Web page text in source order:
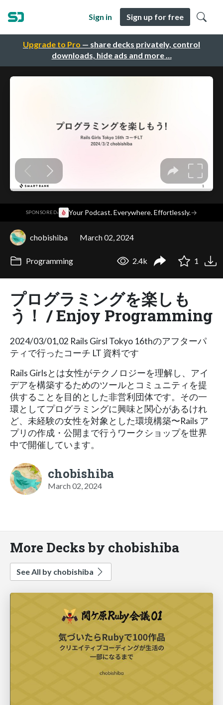
Upgrade to Pro — share decks privately, control
downloads, hide ads and more …
Sign in Sign up for free
SPONSORED· Your Podcast. Everywhere. Effortlessly.→
chobishiba March 02, 2024
Programming 2.4k 1
プログラミングを楽しも
う！ / Enjoy Programming
2024/03/01,02 Rails Girsl Tokyo 16thのアフターパ
ティで行ったコーチ LT 資料です
Rails Girlsとは女性がテクノロジーを理解し、アイ
デアを構築するためのツールとコミュニティを提
供することを目的とした非営利団体です。その一
環としてプログラミングに興味と関心があるけれ
ど、未経験の女性を対象とした環境構築〜Rails ア
プリの作成・公開まで行うワークショップを世界
中で開催しています。
chobishiba
March 02, 2024
More Decks by chobishiba
See All by chobishiba